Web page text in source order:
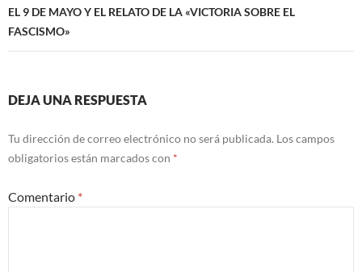
EL 9 DE MAYO Y EL RELATO DE LA «VICTORIA SOBRE EL
FASCISMO»
DEJA UNA RESPUESTA
Tu dirección de correo electrónico no será publicada. Los campos
obligatorios están marcados con *
Comentario *